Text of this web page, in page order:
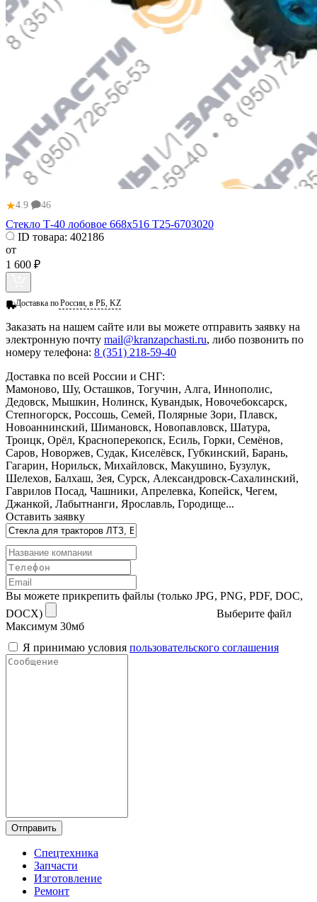
★4.9 46
Стекло Т-40 лобовое 668х516 Т25-6703020
ID товара: 402186
от
1 600 ₽
Доставка поРоссии, в РБ, KZ
Заказать на нашем сайте или вы можете отправить заявку на
электронную почту mail@kranzapchasti.ru, либо позвонить по
номеру телефона: 8 (351) 218-59-40
Доставка по всей России и СНГ:
Мамоново, Шу, Осташков, Тогучин, Алга, Иннополис,
Дедовск, Мышкин, Нолинск, Кувандык, Новочебоксарск,
Степногорск, Россошь, Семей, Полярные Зори, Плавск,
Новоаннинский, Шимановск, Новопавловск, Шатура,
Троицк, Орёл, Красноперекопск, Есиль, Горки, Семёнов,
Саров, Новоржев, Судак, Киселёвск, Губкинский, Барань,
Гагарин, Норильск, Михайловск, Макушино, Бузулук,
Шелехов, Балхаш, Зея, Сурск, Александровск-Сахалинский,
Гаврилов Посад, Чашники, Апрелевка, Копейск, Чегем,
Джанкой, Лабытнанги, Ярославль, Городище...
Оставить заявку
Вы можете прикрепить файлы (только JPG, PNG, PDF, DOC,
DOCX)
Выберите файл
Максимум 30мб
Я принимаю условия пользовательского соглашения
Отправить
Спецтехника
Запчасти
Изготовление
Ремонт